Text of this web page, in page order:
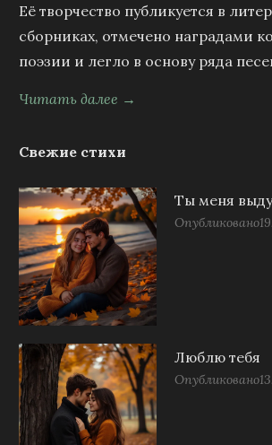
Её творчество публикуется в
сборниках, отмечено наградами
поэзии и легло в основу ряда
Читать далее →
Свежие стихи
Ты меня
Опубликовано
Люблю тебя
Опубликовано